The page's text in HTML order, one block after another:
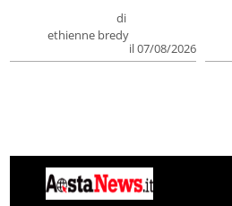
di
ethienne bredy
il 07/08/2026